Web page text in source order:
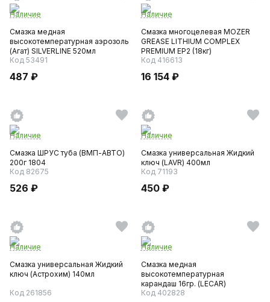
Наличие
Смазка медная
высокотемпературная аэрозоль
(Агат) SILVERLINE 520мл
Код 53491
487 ₽
Наличие
Смазка многоцелевая МОZER
GREASE LITHIUM COMPLEX
PREMIUM EP2 (18кг)
Код 416613
16 154 ₽
Наличие
Смазка ШРУС туба (ВМП-АВТО)
200г 1804
Код 82675
526 ₽
Наличие
Смазка универсальная Жидкий
ключ (LAVR) 400мл
Код 71193
450 ₽
Наличие
Смазка универсальная Жидкий
ключ (Астрохим) 140мл
Код 261856
Наличие
Смазка медная
высокотемпературная
карандаш 16гр. (LECAR)
Код 402828